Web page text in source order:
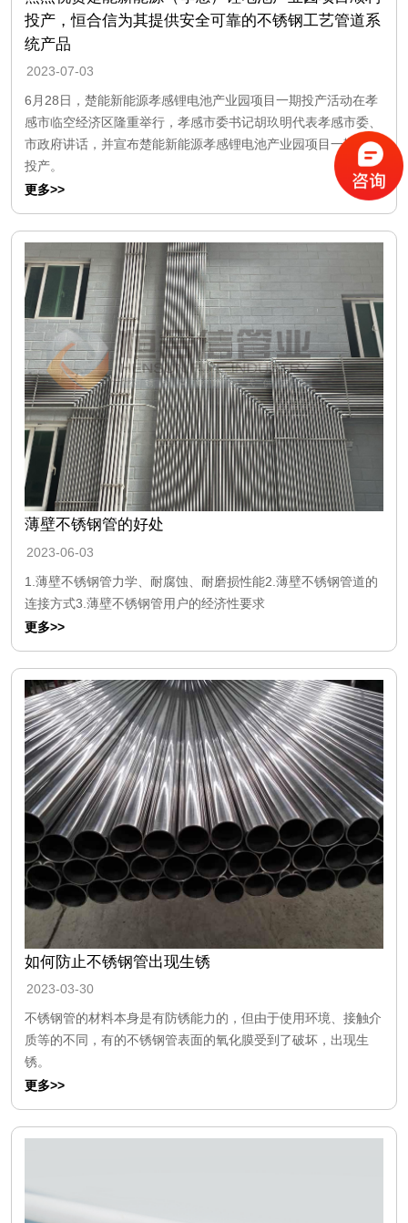
投产，恒合信为其提供安全可靠的不锈钢工艺管道系
统产品
2023-07-03
6月28日，楚能新能源孝感锂电池产业园项目一期投产活动在孝
感市临空经济区隆重举行，孝感市委书记胡玖明代表孝感市委、
市政府讲话，并宣布楚能新能源孝感锂电池产业园项目一期正式
投产。
更多>>
薄壁不锈钢管的好处
2023-06-03
1.薄壁不锈钢管力学、耐腐蚀、耐磨损性能2.薄壁不锈钢管道的
连接方式3.薄壁不锈钢管用户的经济性要求
更多>>
如何防止不锈钢管出现生锈
2023-03-30
不锈钢管的材料本身是有防锈能力的，但由于使用环境、接触介
质等的不同，有的不锈钢管表面的氧化膜受到了破坏，出现生
锈。
更多>>